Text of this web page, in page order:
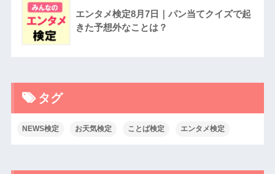
エンタメ検定8月7日｜パン当てクイズで起
きた予想外なことは？
タグ
NEWS検定 お天気検定 ことば検定 エンタメ検定